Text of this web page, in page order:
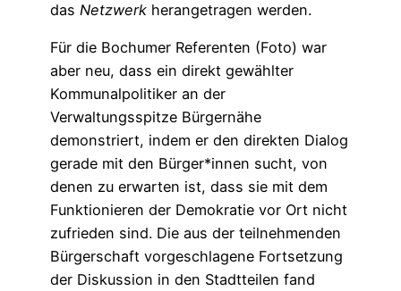
das Netzwerk herangetragen werden.
Für die Bochumer Referenten (Foto) war
aber neu, dass ein direkt gewählter
Kommunalpolitiker an der
Verwaltungsspitze Bürgernähe
demonstriert, indem er den direkten Dialog
gerade mit den Bürger*innen sucht, von
denen zu erwarten ist, dass sie mit dem
Funktionieren der Demokratie vor Ort nicht
zufrieden sind. Die aus der teilnehmenden
Bürgerschaft vorgeschlagene Fortsetzung
der Diskussion in den Stadtteilen fand